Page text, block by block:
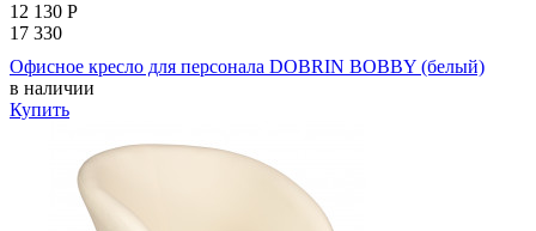
12 130 Р
17 330
Офисное кресло для персонала DOBRIN BOBBY (белый)
в наличии
Купить